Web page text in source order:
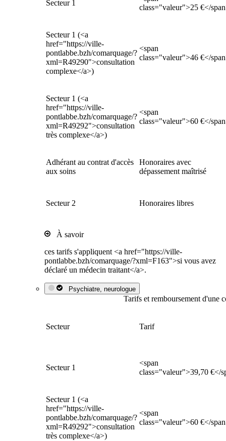
Secteur 1
class="valeur">25 €</
Secteur 1 (<a
href="https://ville-
pontlabbe.bzh/comarquage/?
xml=R49290">consultation
complexe</a>)
<span
class="valeur">46 €</
Secteur 1 (<a
href="https://ville-
pontlabbe.bzh/comarquage/?
xml=R49292">consultation
très complexe</a>)
<span
class="valeur">60 €</
Adhérant au contrat d'accès
aux soins
Honoraires avec
dépassement maîtrisé
Secteur 2 Honoraires libres
À savoir
ces tarifs s'appliquent <a href="https://ville-
pontlabbe.bzh/comarquage/?xml=F163">si vous avez
déclaré un médecin traitant</a>.
Psychiatre, neurologue
Tarifs et remboursement d'une
Secteur Tarif
Secteur 1
<span
class="valeur">39,70 €</
Secteur 1 (<a
href="https://ville-
pontlabbe.bzh/comarquage/?
xml=R49292">consultation
très complexe</a>)
<span
class="valeur">60 €</